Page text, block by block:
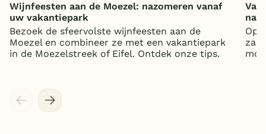
Wijnfeesten aan de Moezel: nazomeren vanaf
uw vakantiepark
Bezoek de sfeervolste wijnfeesten aan de
Moezel en combineer ze met een vakantiepark
in de Moezelstreek of Eifel. Ontdek onze tips.
Op